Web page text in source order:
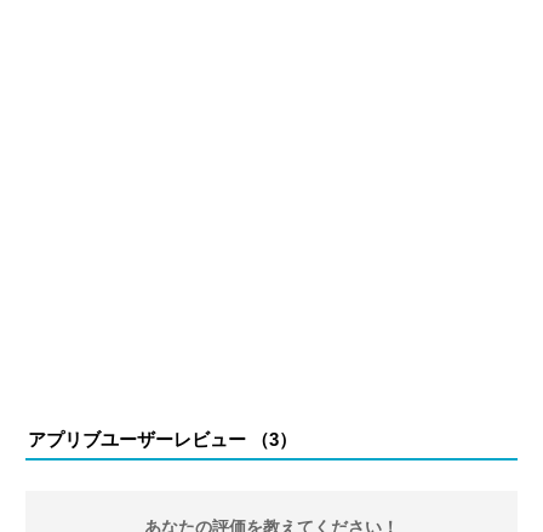
アプリブユーザーレビュー （3）
あなたの評価を教えてください！